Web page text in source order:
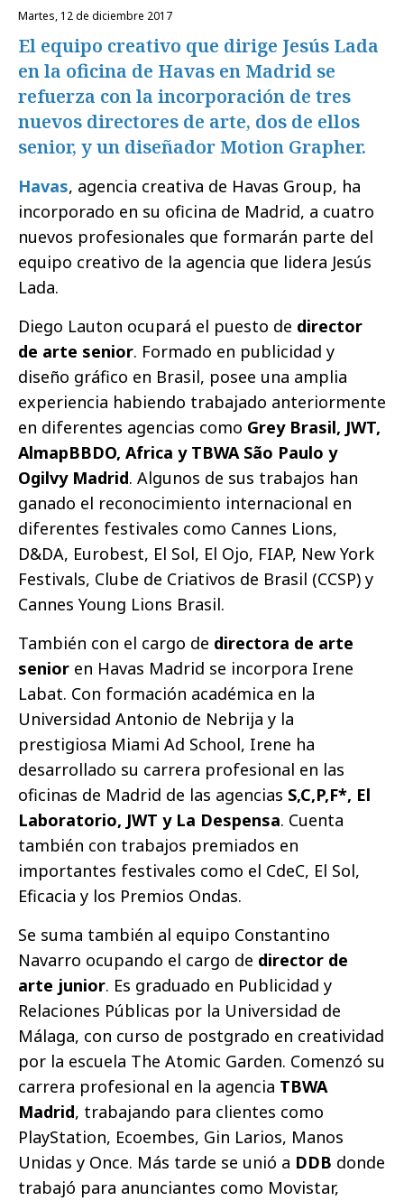
martes, 12 de diciembre 2017
El equipo creativo que dirige Jesús Lada
en la oficina de Havas en Madrid se
refuerza con la incorporación de tres
nuevos directores de arte, dos de ellos
senior, y un diseñador Motion Grapher.
Havas, agencia creativa de Havas Group, ha
incorporado en su oficina de Madrid, a cuatro
nuevos profesionales que formarán parte del
equipo creativo de la agencia que lidera Jesús
Lada.
Diego Lauton ocupará el puesto de director
de arte senior. Formado en publicidad y
diseño gráfico en Brasil, posee una amplia
experiencia habiendo trabajado anteriormente
en diferentes agencias como Grey Brasil, JWT,
AlmapBBDO, Africa y TBWA São Paulo y
Ogilvy Madrid. Algunos de sus trabajos han
ganado el reconocimiento internacional en
diferentes festivales como Cannes Lions,
D&DA, Eurobest, El Sol, El Ojo, FIAP, New York
Festivals, Clube de Criativos de Brasil (CCSP) y
Cannes Young Lions Brasil.
También con el cargo de directora de arte
senior en Havas Madrid se incorpora Irene
Labat. Con formación académica en la
Universidad Antonio de Nebrija y la
prestigiosa Miami Ad School, Irene ha
desarrollado su carrera profesional en las
oficinas de Madrid de las agencias S,C,P,F*, El
Laboratorio, JWT y La Despensa. Cuenta
también con trabajos premiados en
importantes festivales como el CdeC, El Sol,
Eficacia y los Premios Ondas.
Se suma también al equipo Constantino
Navarro ocupando el cargo de director de
arte junior. Es graduado en Publicidad y
Relaciones Públicas por la Universidad de
Málaga, con curso de postgrado en creatividad
por la escuela The Atomic Garden. Comenzó su
carrera profesional en la agencia TBWA
Madrid, trabajando para clientes como
PlayStation, Ecoembes, Gin Larios, Manos
Unidas y Once. Más tarde se unió a DDB donde
trabajó para anunciantes como Movistar,